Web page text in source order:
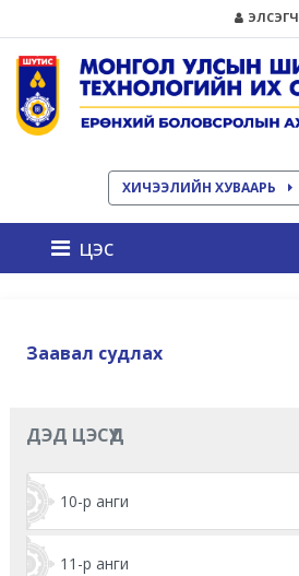
ЭЛСЭГЧ
ХИЧЭЭЛИЙН ХУВААРЬ
цэс
Заавал судлах
ДЭД ЦЭСҮҮД
10-р анги
11-р анги